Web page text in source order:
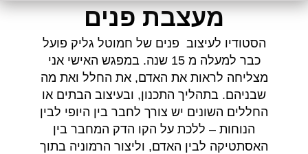
מעצבת פנים
הסטודיו לעיצוב פנים של חמוטל גליק פועל
כבר למעלה מ 15 שנה. במפגש האישי אני
מצליחה לראות את האדם, את החלל ואת מה
שבניהם. בתהליך התכנון, ובעיצוב הבתים או
החללים השונים יש צורך לחבר בין היופי לבין
הנוחות – ללכת על הקו הדק המחבר בין
האסתטיקה לבין האדם, וליצור הרמוניה בתוך